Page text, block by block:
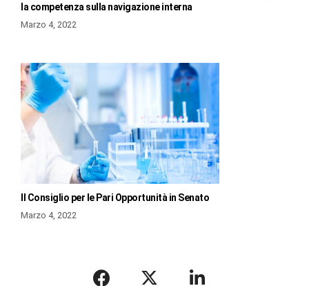
la competenza sulla navigazione interna
Marzo 4, 2022
Il Consiglio per le Pari Opportunità in Senato
Marzo 4, 2022